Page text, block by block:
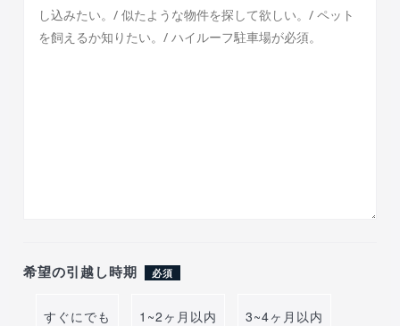
希望の引越し時期 必須
すぐにでも 1~2ヶ月以内 3~4ヶ月以内